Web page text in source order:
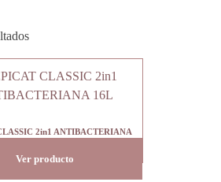
2in1 ANTIBACTERIANA
Ver producto